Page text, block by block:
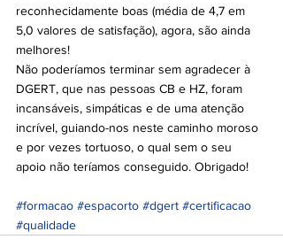
reconhecidamente boas (média de 4,7 em
5,0 valores de satisfação), agora, são ainda
melhores!
Não poderíamos terminar sem agradecer à
DGERT, que nas pessoas CB e HZ, foram
incansáveis, simpáticas e de uma atenção
incrível, guiando-nos neste caminho moroso
e por vezes tortuoso, o qual sem o seu
apoio não teríamos conseguido. Obrigado!
#formacao #espacorto #dgert #certificacao
#qualidade